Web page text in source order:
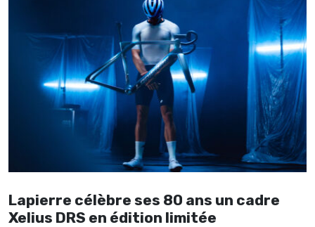
Lapierre célèbre ses 80 ans un cadre
Xelius DRS en édition limitée